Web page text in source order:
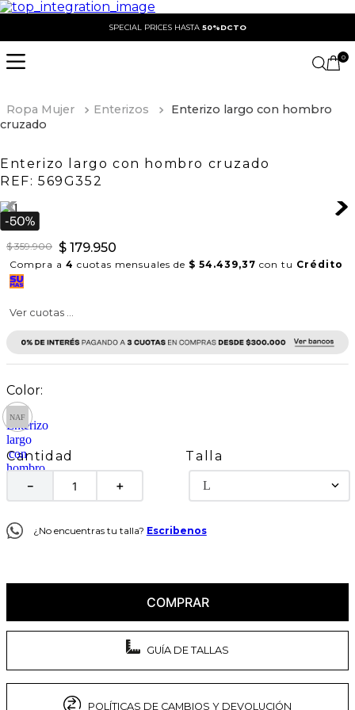
SPECIAL PRICES HASTA 50%DCTO
0
Ropa Mujer Enterizos
Enterizo largo con hombro
cruzado
Enterizo largo con hombro cruzado
REF: 569G352
$ 359.900 $ 179.950
Compra a 4 cuotas mensuales de $ 54.439,37 con tu Crédito
Ver cuotas ...
Cantidad
＋
－
Talla
L
¿No encuentras tu talla? Escribenos
COMPRAR
GUÍA DE TALLAS
POLÍTICAS DE CAMBIOS Y DEVOLUCIÓN